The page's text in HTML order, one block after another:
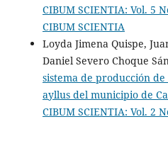
CIBUM SCIENTIA: Vol. 5
CIBUM SCIENTIA
Loyda Jimena Quispe,
Daniel Severo Choque
sistema de producción
ayllus del municipio de
CIBUM SCIENTIA: Vol. 2